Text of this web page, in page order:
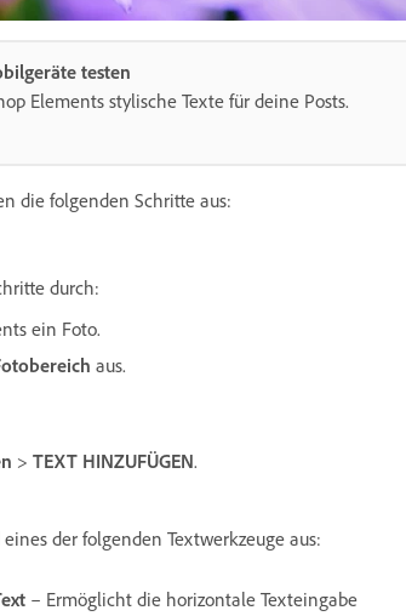
testen
Elements stylische Texte für deine Posts.
die folgenden Schritte aus:
durch:
ein Foto.
aus.
> TEXT HINZUFÜGEN.
der folgenden Textwerkzeuge aus:
– Ermöglicht die horizontale Texteingabe